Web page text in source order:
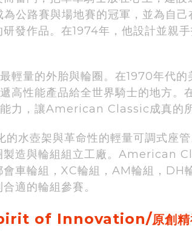
公路賽與場地賽的冠軍，並為自
發作品。在1974年，他設計並親
輕量的外胎與輪圈。在1970年代
性能產品給全世界騎士的地方。
力，讓American Classic成真的所
的水壺架與革命性的輕量可調式
製造與輪組組立工廠。American
車輪組，XC輪組，AM輪組，DH
適的輪組參賽。
of Innovation/原創